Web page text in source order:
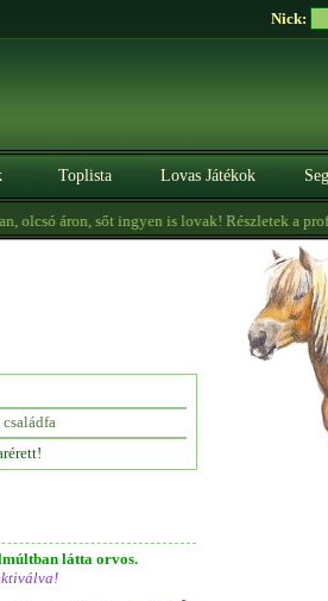
Nick:
Toplista Lovas Játékok
áron, sőt ingyen is lovak! Részletek a
családfa
látta orvos.